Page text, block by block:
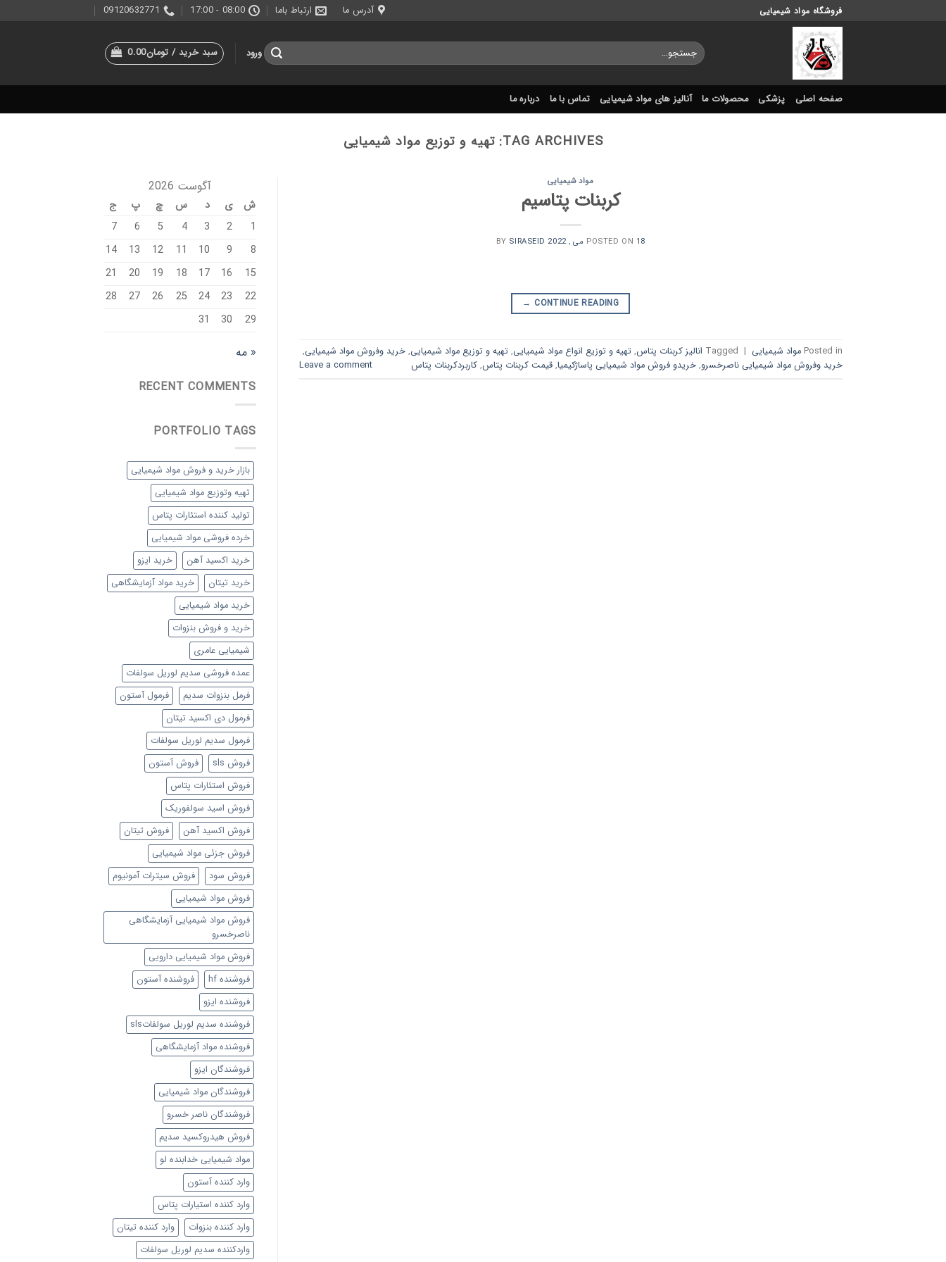
فروشگاه مواد شیمیایی آدرس ما ارتباط باما 08:00 - 17:00
09120632771
جستجو
برای:
ورود سبد خرید / تومان0.00
صفحه اصلی پزشکی محصولات ما آنالیز های مواد شیمیایی تماس با ما درباره ما
TAG ARCHIVES: تهیه و توزیع مواد شیمیایی
مواد شیمیایی
کربنات پتاسیم
POSTED ON 18 می , 2022 SIRASEID
CONTINUE READING
→
Posted in مواد شیمیایی |
Tagged انالیز کربنات پتاس, تهیه و توزیع انواع مواد شیمیایی, تهیه و توزیع مواد شیمیایی, خرید وفروش مواد شیمیایی,
خرید وفروش مواد شیمیایی ناصرخسرو, خریدو فروش مواد شیمیایی پاساژکیمیا, قیمت کربنات پتاس, کاربردکربنات پتاس Leave a comment
آگوست 2026
ش ی د س چ پ
ج
1
2
3
4
5
6
7
8
9
10
11
12
13
14
15
16
17
18
19
20
21
22
23
24
25
26
27
28
29
30
31
« مه
RECENT COMMENTS
PORTFOLIO TAGS
بازار خرید و فروش مواد شیمیایی
تهیه وتوزیع مواد شیمیایی
تولید کننده استئارات پتاس
خرده فروشی مواد شیمیایی
خرید اکسید آهن
خرید ایزو
خرید تیتان
خرید مواد آزمایشگاهی
خرید مواد شیمیایی
خرید و فروش بنزوات
شیمیایی عامری
عمده فروشی سدیم لوریل سولفات
فرمل بنزوات سدیم
فرمول آستون
فرمول دی اکسید تیتان
فرمول سدیم لوریل سولفات
فروش sls
فروش آستون
فروش استئارات پتاس
فروش اسید سولفوریک
فروش اکسید آهن
فروش تیتان
فروش جزئی مواد شیمیایی
فروش سود
فروش سیترات آمونیوم
فروش مواد شیمیایی
فروش مواد شیمیایی آزمایشگاهی
ناصرخسرو
فروش مواد شیمیایی دارویی
فروشنده hf
فروشنده آستون
فروشنده ایزو
فروشنده سدیم لوریل سولفاتsls
فروشنده مواد آزمایشگاهی
فروشندگان ایزو
فروشندگان مواد شیمیایی
فروشندگان ناصر خسرو
فروش هیدروکسید سدیم
مواد شیمیایی خدابنده لو
وارد کننده آستون
وارد کننده استیارات پتاس
وارد کننده بنزوات
وارد کننده تیتان
واردکننده سدیم لوریل سولفات